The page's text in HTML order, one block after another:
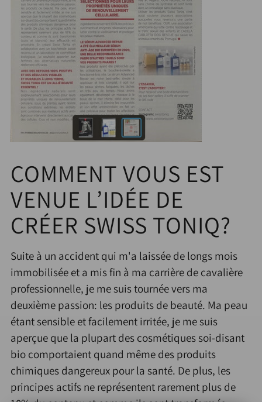
COMMENT VOUS EST
VENUE L’IDÉE DE
CRÉER SWISS TONIQ?
Suite à un accident qui m'a laissée de longs mois
immobilisée et a mis fin à ma carrière de cavalière
professionnelle, je me suis tournée vers ma
deuxième passion: les produits de beauté. Ma peau
étant sensible et facilement irritée, je me suis
aperçue que la plupart des cosmétiques soi-disant
bio comportaient quand même des produits
chimiques dangereux pour la santé. De plus, les
principes actifs ne représentent rarement plus de